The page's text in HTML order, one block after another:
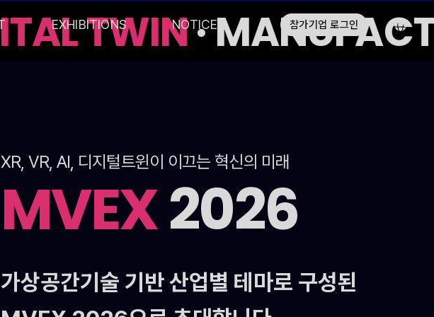
EXHIBITIONS NOTICE 참가기업 로그인
TWIN·
XR, VR, AI, 디지털트윈이 이끄는 혁신의 미래
MVEX2026
가상공간기술 기반 산업별 테마로 구성된